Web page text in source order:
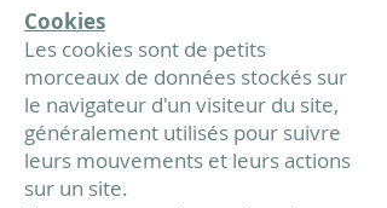
Cookies
Les cookies sont de petits
morceaux de données stockés sur
le navigateur d'un visiteur du site,
généralement utilisés pour suivre
leurs mouvements et leurs actions
sur un site.